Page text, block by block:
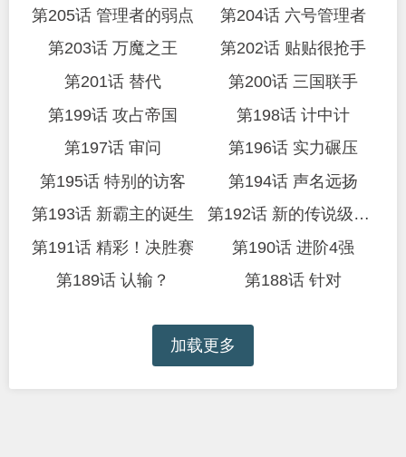
第205话 管理者的弱点
第204话 六号管理者
第203话 万魔之王
第202话 贴贴很抢手
第201话 替代
第200话 三国联手
第199话 攻占帝国
第198话 计中计
第197话 审问
第196话 实力碾压
第195话 特别的访客
第194话 声名远扬
第193话 新霸主的诞生
第192话 新的传说级诞生
第191话 精彩！决胜赛
第190话 进阶4强
第189话 认输？
第188话 针对
加载更多